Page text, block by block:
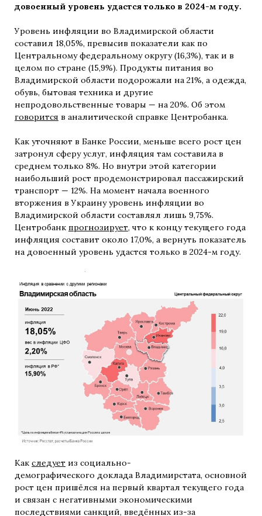
довоенный уровень удастся только в 2024-м году.
Уровень инфляции во Владимирской области
составил 18,05%, превысив показатели как по
Центральному федеральному округу (16,3%), так и в
целом по стране (15,9%). Продукты питания во
Владимирской области подорожали на 21%, а одежда,
обувь, бытовая техника и другие
непродовольственные товары — на 20%. Об этом
говорится в аналитической справке Центробанка.
Как уточняют в Банке России, меньше всего рост цен
затронул сферу услуг, инфляция там составила в
среднем только 8%. Но внутри этой категории
наибольший рост продемонстрировал пассажирский
транспорт — 12%. На момент начала военного
вторжения в Украину уровень инфляции во
Владимирской области составлял лишь 9,75%.
Центробанк прогнозирует, что к концу текущего года
инфляция составит около 17,0%, а вернуть показатель
на довоенный уровень удастся только в 2024-м году.
Как следует из социально-
демографического доклада Владимирстата, основной
рост цен пришёлся на первый квартал текущего года
и связан с негативными экономическими
последствиями санкций, введённых из-за